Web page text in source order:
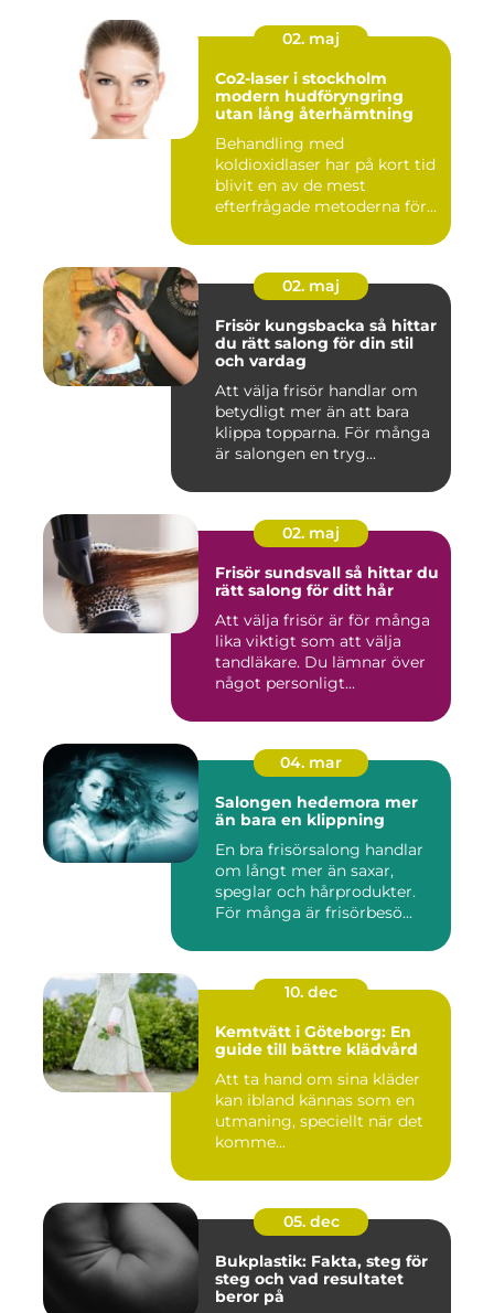
02. maj
Co2-laser i stockholm
modern hudföryngring
utan lång återhämtning
Behandling med
koldioxidlaser har på kort tid
blivit en av de mest
efterfrågade metoderna för
02. maj
Frisör kungsbacka så hittar
du rätt salong för din stil
och vardag
Att välja frisör handlar om
betydligt mer än att bara
klippa topparna. För många
är salongen en tryg...
02. maj
Frisör sundsvall så hittar du
rätt salong för ditt hår
Att välja frisör är för många
lika viktigt som att välja
tandläkare. Du lämnar över
något personligt...
04. mar
Salongen hedemora mer
än bara en klippning
En bra frisörsalong handlar
om långt mer än saxar,
speglar och hårprodukter.
För många är frisörbesö...
10. dec
Kemtvätt i Göteborg: En
guide till bättre klädvård
Att ta hand om sina kläder
kan ibland kännas som en
utmaning, speciellt när det
komme...
05. dec
Bukplastik: Fakta, steg för
steg och vad resultatet
beror på